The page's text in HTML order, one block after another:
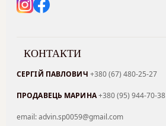
КОНТАКТИ
СЕРГІЙ ПАВЛОВИЧ +380 (67) 480-25-27
ПРОДАВЕЦЬ МАРИНА+380 (95) 944-70-38
email: advin.sp0059@gmail.com